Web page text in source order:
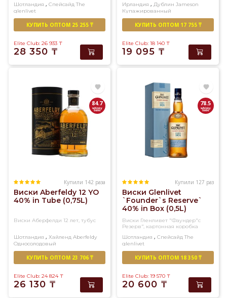
Шотландия , Спейсайд The
glenlivet
Односолодовый
КУПИТЬ ОПТОМ 25 255 ₸
Elite Club: 26 933 ₸
28 350 ₸
Ирландия , Дублин Jameson
Купажированный
КУПИТЬ ОПТОМ 17 755 ₸
Elite Club: 18 140 ₸
19 095 ₸
84.7
Купили 142 раза
Виски Aberfeldy 12 YO
40% in Tube (0,75L)
Виски Аберфелди 12 лет, тубус
Шотландия , Хайленд Aberfeldy
Односолодовый
КУПИТЬ ОПТОМ 23 706 ₸
Elite Club: 24 824 ₸
26 130 ₸
78.5
Купили 127 раз
Виски Glenlivet
`Founder`s Reserve`
40% in Box (0,5L)
Виски Гленливет "Фаундер"с
Резерв", картонная коробка
Шотландия , Спейсайд The
glenlivet
Односолодовый
КУПИТЬ ОПТОМ 18 350 ₸
Elite Club: 19 570 ₸
20 600 ₸